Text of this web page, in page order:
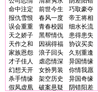
命中注定
前世今生
巧取豪夺
报仇雪恨
春风一度
帝王将相
误会重重
青春校园
细水长流
天之娇子
黑帮情仇
患得患失
天作之和
因祸得福
协议买卖
家族恩怨
浪子回头
久别重逢
才子佳人
虐恋情深
异国情缘
幻想天开
女扮男装
你情我愿
杀手情缘
架空历史
异国奇缘
假凤虚凰
破案悬疑
阴错阳差